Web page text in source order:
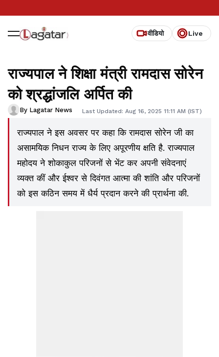
वीडियो Live
राज्यपाल ने शिक्षा मंत्री रामदास सोरेन
को श्रद्धांजलि अर्पित की
By Lagatar News Last Updated: Aug 16, 2025 11:11 AM (IST)
राज्यपाल ने इस अवसर पर कहा कि रामदास सोरेन जी का
असामयिक निधन राज्य के लिए अपूरणीय क्षति है. राज्यपाल
महोदय ने शोकाकुल परिजनों से भेंट कर अपनी संवेदनाएं
व्यक्त कीं और ईश्वर से दिवंगत आत्मा की शांति और परिजनों
को इस कठिन समय में धैर्य प्रदान करने की प्रार्थना की.